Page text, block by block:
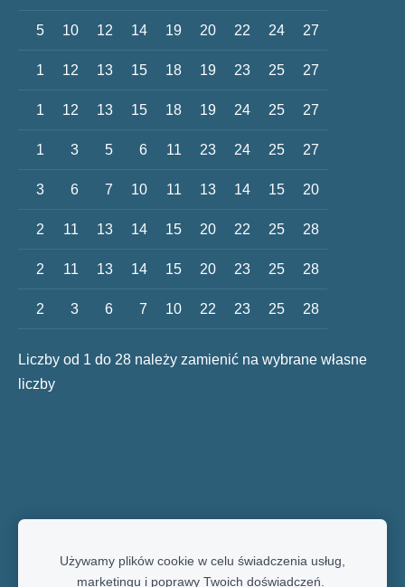
5 10 12 14 19 20 22 24 27
1 12 13 15 18 19 23 25 27
1 12 13 15 18 19 24 25 27
1 3 5 6 11 23 24 25 27
3 6 7 10 11 13 14 15 20
2 11 13 14 15 20 22 25 28
2 11 13 14 15 20 23 25 28
2 3 6 7 10 22 23 25 28
Liczby od 1 do 28 należy zamienić na wybrane własne
liczby
Używamy plików cookie w celu świadczenia usług,
marketingu i poprawy Twoich doświadczeń.